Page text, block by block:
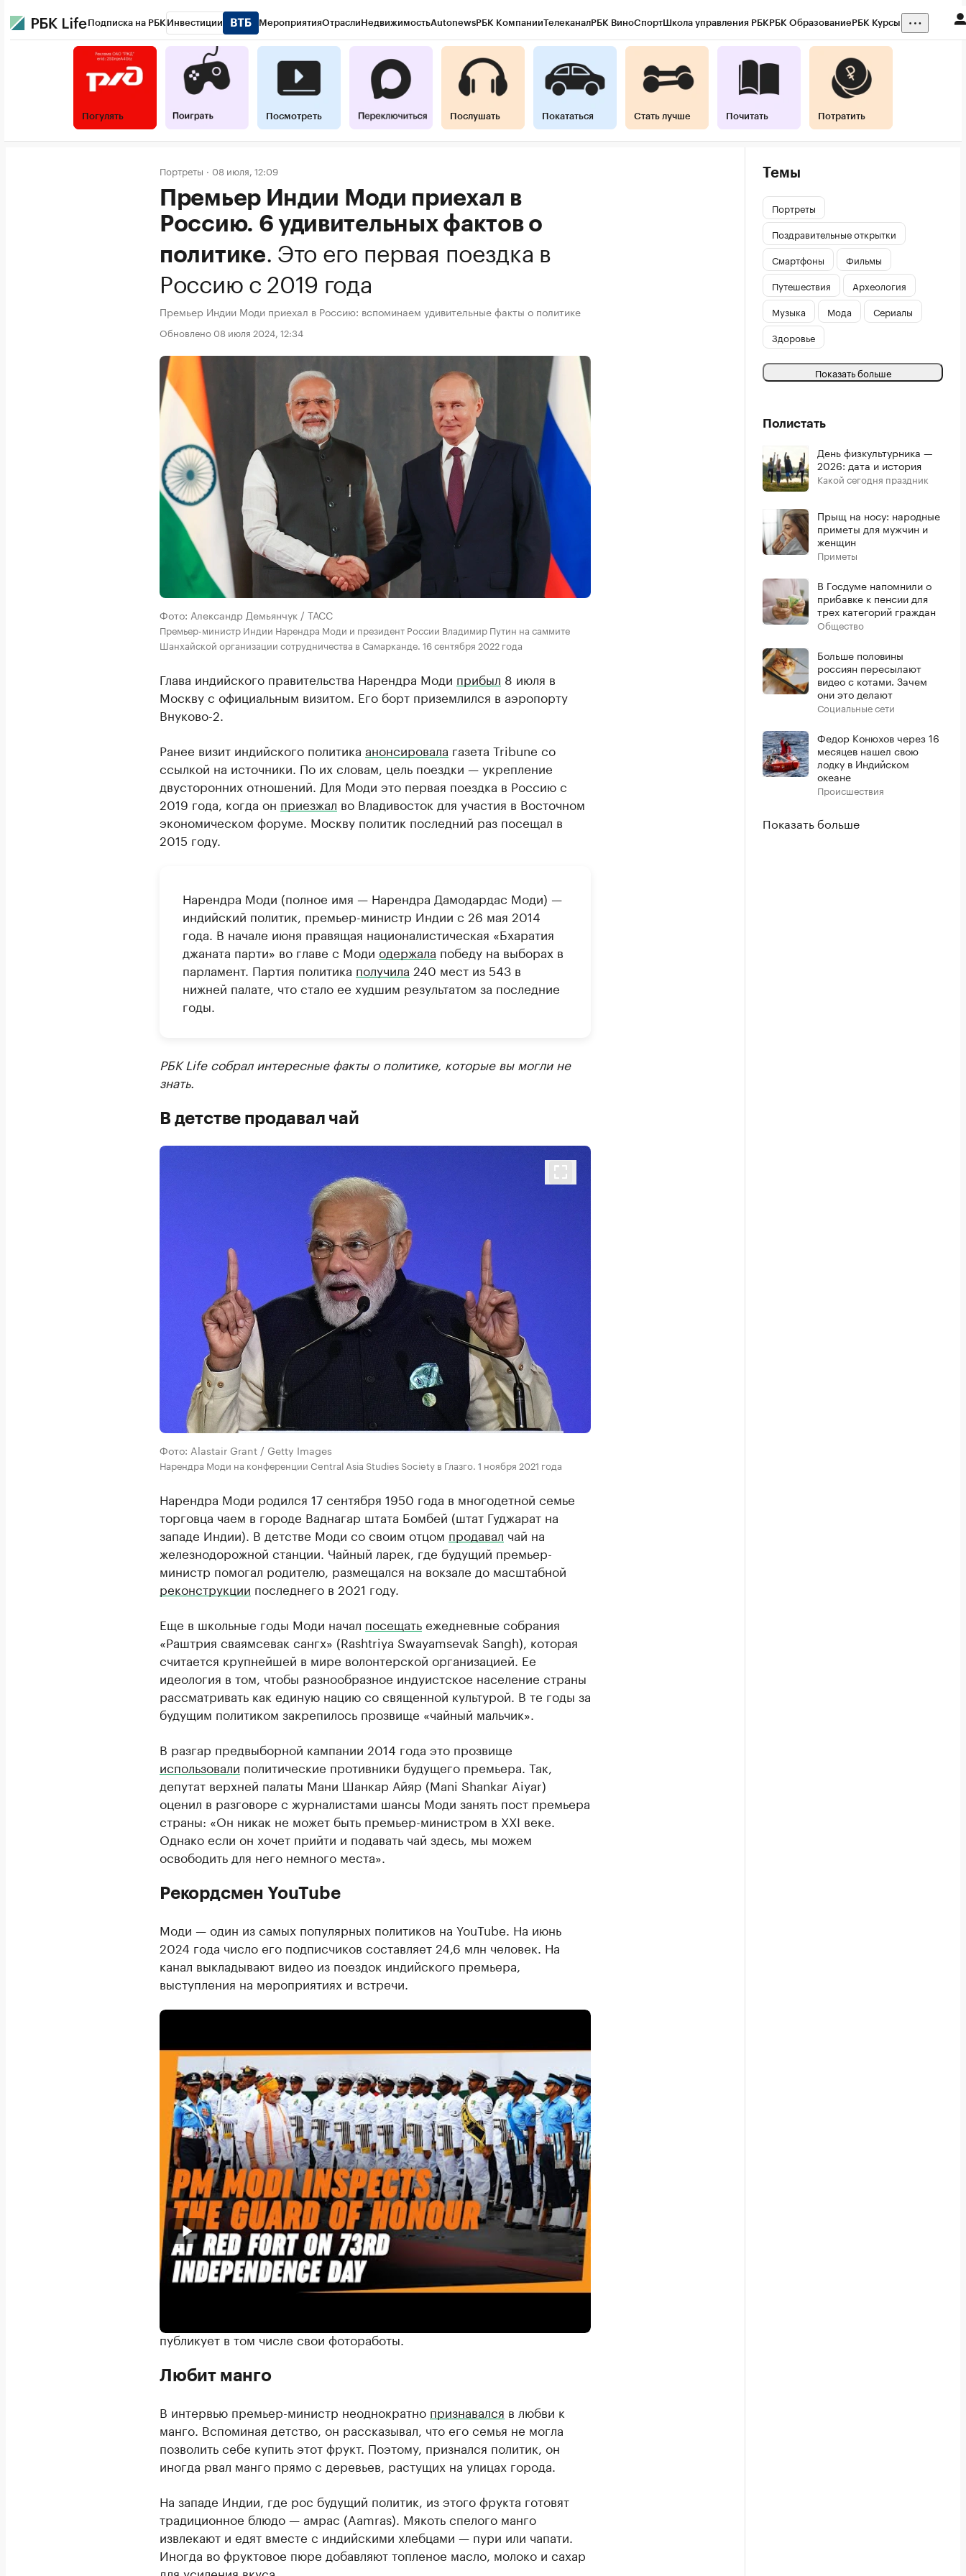
Подписка на РБК Инвестиции МероприятияОтраслиНедвижимостьAutonewsРБК КомпанииТелеканалРБК ВиноСпортШкола управления РБКРБК ОбразованиеРБК Курсы
Погулять Посмотреть Послушать Покататься Стать лучше Почитать Потратить
Портреты 08 июля, 12:09
Премьер Индии Моди приехал в
Россию. 6 удивительных фактов о
политике. Это его первая поездка в
Россию с 2019 года
Премьер Индии Моди приехал в Россию: вспоминаем удивительные факты о политике
Обновлено 08 июля 2024, 12:34
Фото: Александр Демьянчук / ТАСС
Премьер-министр Индии Нарендра Моди и президент России Владимир Путин на саммите
Шанхайской организации сотрудничества в Самарканде. 16 сентября 2022 года
Глава индийского правительства Нарендра Моди прибыл 8 июля в
Москву с официальным визитом. Его борт приземлился в аэропорту
Внуково-2.
Ранее визит индийского политика анонсировала газета Tribune со
ссылкой на источники. По их словам, цель поездки — укрепление
двусторонних отношений. Для Моди это первая поездка в Россию с
2019 года, когда он приезжал во Владивосток для участия в Восточном
экономическом форуме. Москву политик последний раз посещал в
2015 году.
Нарендра Моди (полное имя — Нарендра Дамодардас Моди) —
индийский политик, премьер-министр Индии с 26 мая 2014
года. В начале июня правящая националистическая «Бхаратия
джаната парти» во главе с Моди одержала победу на выборах в
парламент. Партия политика получила 240 мест из 543 в
нижней палате, что стало ее худшим результатом за последние
годы.
РБК Life собрал интересные факты о политике, которые вы могли не
знать.
В детстве продавал чай
Фото: Alastair Grant / Getty Images
Нарендра Моди на конференции Central Asia Studies Society в Глазго. 1 ноября 2021 года
Нарендра Моди родился 17 сентября 1950 года в многодетной семье
торговца чаем в городе Ваднагар штата Бомбей (штат Гуджарат на
западе Индии). В детстве Моди со своим отцом продавал чай на
железнодорожной станции. Чайный ларек, где будущий премьер-
министр помогал родителю, размещался на вокзале до масштабной
реконструкции последнего в 2021 году.
Еще в школьные годы Моди начал посещатьежедневные собрания
«Раштрия сваямсевак сангх» (Rashtriya Swayamsevak Sangh), которая
считается крупнейшей в мире волонтерской организацией. Ее
идеология в том, чтобы разнообразное индуистское население страны
рассматривать как единую нацию со священной культурой. В те годы за
будущим политиком закрепилось прозвище «чайный мальчик».
В разгар предвыборной кампании 2014 года это прозвище
использовали политические противники будущего премьера. Так,
депутат верхней палаты Мани Шанкар Айяр (Mani Shankar Aiyar)
оценил в разговоре с журналистами шансы Моди занять пост премьера
страны: «Он никак не может быть премьер-министром в XXI веке.
Однако если он хочет прийти и подавать чай здесь, мы можем
освободить для него немного места».
Рекордсмен YouTube
Моди — один из самых популярных политиков на YouTube. На июнь
2024 года число его подписчиков составляет 24,6 млн человек. На
канал выкладывают видео из поездок индийского премьера,
выступления на мероприятиях и встречи.
Narendra Modi / YouTube
публикует в том числе свои фотоработы.
Любит манго
В интервью премьер-министр неоднократно признавался в любви к
манго. Вспоминая детство, он рассказывал, что его семья не могла
позволить себе купить этот фрукт. Поэтому, признался политик, он
иногда рвал манго прямо с деревьев, растущих на улицах города.
На западе Индии, где рос будущий политик, из этого фрукта готовят
традиционное блюдо — амрас (Aamras). Мякоть спелого манго
извлекают и едят вместе с индийскими хлебцами — пури или чапати.
Иногда во фруктовое пюре добавляют топленое масло, молоко и сахар
для усиления вкуса.
Темы
Портреты
Поздравительные открытки
Смартфоны
Фильмы
Путешествия
Археология
Музыка
Мода
Сериалы
Здоровье
Показать больше
Полистать
День физкультурника —
2026: дата и история
Какой сегодня праздник
Прыщ на носу: народные
приметы для мужчин и
женщин
Приметы
В Госдуме напомнили о
прибавке к пенсии для
трех категорий граждан
Общество
Больше половины
россиян пересылают
видео с котами. Зачем
они это делают
Социальные сети
Федор Конюхов через 16
месяцев нашел свою
лодку в Индийском
океане
Происшествия
Показать больше